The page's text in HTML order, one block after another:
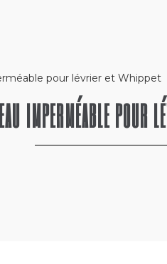
pour lévrier et Whippet
IMPERMÉABLE POUR